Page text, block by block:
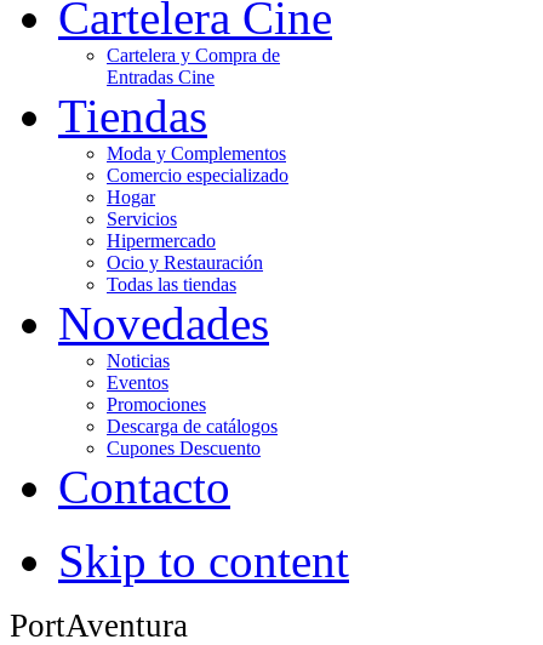
Cartelera Cine
Cartelera y Compra de
Entradas Cine
Tiendas
Moda y Complementos
Comercio especializado
Hogar
Servicios
Hipermercado
Ocio y Restauración
Todas las tiendas
Novedades
Noticias
Eventos
Promociones
Descarga de catálogos
Cupones Descuento
Contacto
Skip to content
PortAventura